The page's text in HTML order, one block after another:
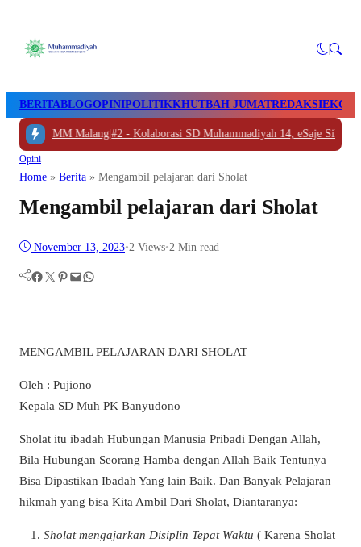
BERITABLOGOPINIPOLITIKKHUTBAH JUMATREDAKSI
ke UMM Malang|#2 -Kolaborasi SD Muhammadiyah 14, eSaje Sikop,
Opini
Home » Berita » Mengambil pelajaran dari Sholat
Mengambil pelajaran dari Sholat
November 13, 2023•2 Views•2 Min read
Facebook Twitter Pinterest Mail WhatsApp
MENGAMBIL PELAJARAN DARI SHOLAT
Oleh : Pujiono
Kepala SD Muh PK Banyudono
Sholat itu ibadah Hubungan Manusia Pribadi Dengan Allah,
Bila Hubungan Seorang Hamba dengan Allah Baik Tentunya
Bisa Dipastikan Ibadah Yang lain Baik. Dan Banyak Pelajaran
hikmah yang bisa Kita Ambil Dari Sholat, Diantaranya:
Sholat mengajarkan Disiplin Tepat Waktu ( Karena Sholat